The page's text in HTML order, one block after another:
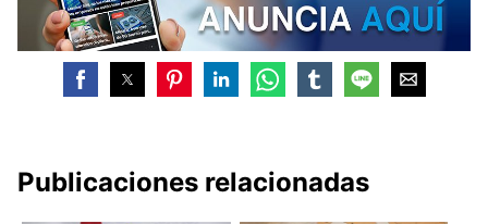
Publicaciones relacionadas